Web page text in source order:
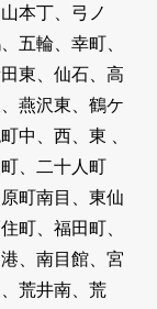
本丁、弓ノ
五輪、幸町、
東、仙石、高
燕沢東、鶴ケ
中、西、東 、
、二十人町
町南目、東仙
町、福田町、
、南目館、宮
荒井南、荒